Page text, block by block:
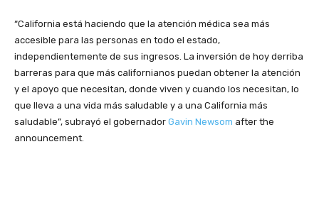
“California está haciendo que la atención médica sea más
accesible para las personas en todo el estado,
independientemente de sus ingresos. La inversión de hoy derriba
barreras para que más californianos puedan obtener la atención
y el apoyo que necesitan, donde viven y cuando los necesitan, lo
que lleva a una vida más saludable y a una California más
saludable”, subrayó el gobernador Gavin Newsom after the
announcement.